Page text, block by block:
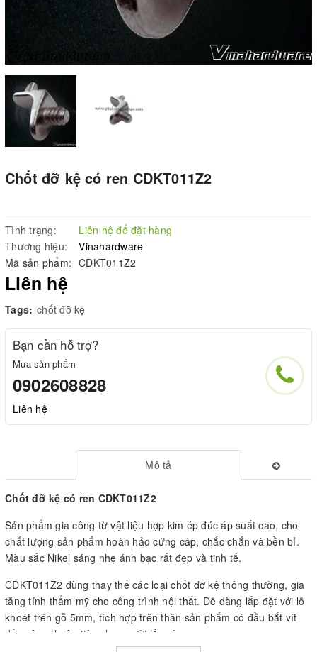
Chốt đỡ kệ có ren CDKT011Z2
Tình trạng:
Liên hệ để đặt hàng
Thương hiệu:
Vinahardware
Mã sản phẩm: CDKT011Z2
Liên hệ
Tags: chốt đỡ kệ
Bạn cần hỗ trợ?
Mua sản phẩm
0902608828
Liên hệ
Mô tả
Chốt đỡ kệ có ren CDKT011Z2
Sản phẩm gia công từ vật liệu hợp kim ép đúc áp suất cao, cho
chất lượng sản phẩm hoàn hảo cứng cáp, chắc chắn và bền bỉ.
Màu sắc Nikel sáng nhẹ ánh bạc rất đẹp và tinh tế.
CDKT011Z2 dùng thay thế các loại chốt đỡ kệ thông thường, gia
tăng tính thẩm mỹ cho công trình nội thất. Dễ dàng lắp đặt với lỗ
khoét trên gỗ 5mm, tích hợp trên thân sản phẩm có đầu bắt vít
dấu cộng thuận tiện cho người lắp ráp.